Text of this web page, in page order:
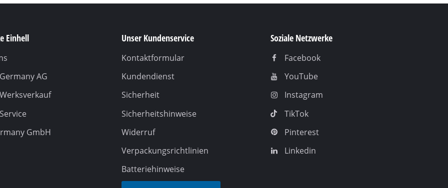
Einhell
AG
GmbH
Unser Kundenservice
Kontaktformular
Kundendienst
Sicherheit
Sicherheitshinweise
Widerruf
Verpackungsrichtlinien
Batteriehinweise
Soziale Netzwerke
Facebook
YouTube
Instagram
TikTok
Pinterest
Linkedin